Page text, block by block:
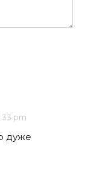
pm
дуже